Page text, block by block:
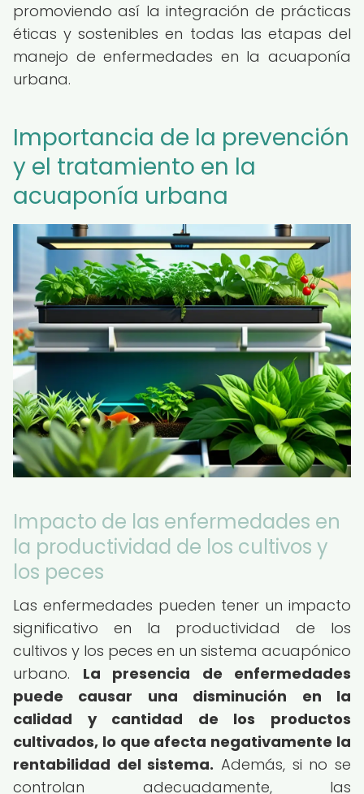
promoviendo así la integración de prácticas
éticas y sostenibles en todas las etapas del
manejo de enfermedades en la acuaponía
urbana.
Importancia de la prevención
y el tratamiento en la
acuaponía urbana
Impacto de las enfermedades en
la productividad de los cultivos y
los peces
Las enfermedades pueden tener un impacto
significativo en la productividad de los
cultivos y los peces en un sistema acuapónico
urbano. La presencia de enfermedades
puede causar una disminución en la
calidad y cantidad de los productos
cultivados, lo que afecta negativamente la
rentabilidad del sistema. Además, si no se
controlan adecuadamente, las